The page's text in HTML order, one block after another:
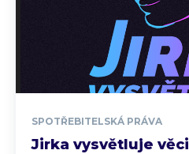
SPOTŘEBITELSKÁ PRÁVA
Jirka vysvětluje věci